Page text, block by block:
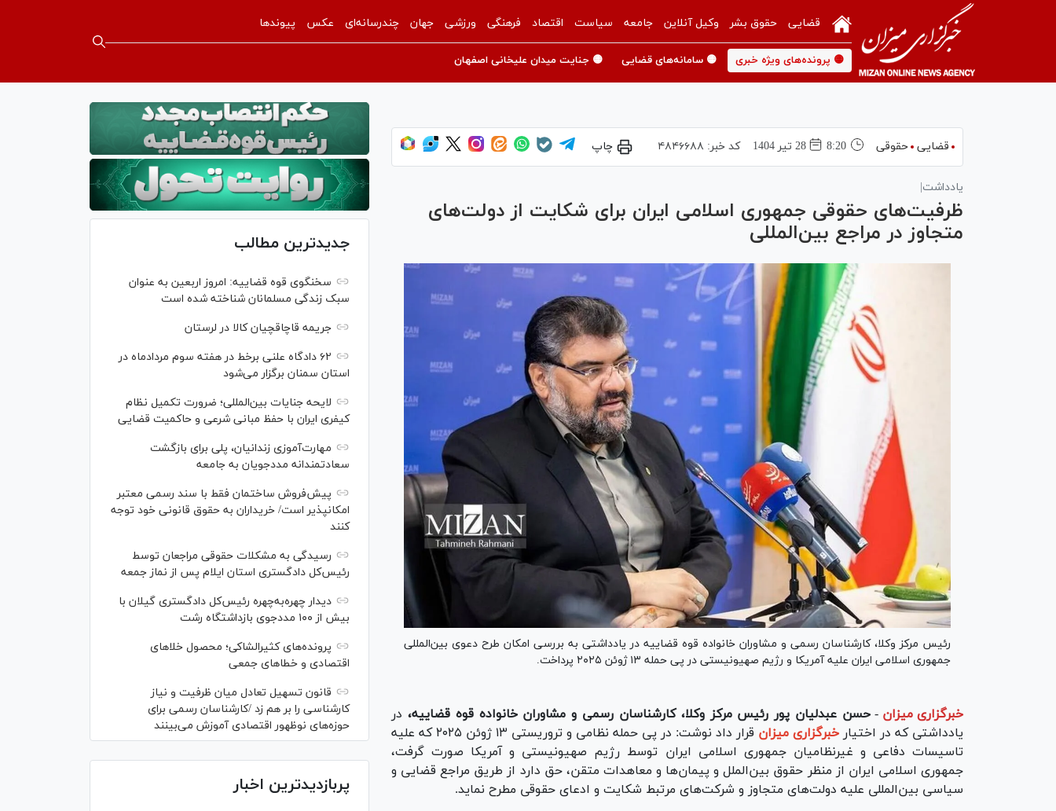
قضایی حقوق بشر وکیل آنلاین جامعه سیاست اقتصاد فرهنگی ورزشی جهان چندرسانه‌ای عکس پیوندها
🟡 پرونده‌های ویژه خبری 🟡 سامانه‌های قضایی 🟡 جنایت میدان علیخانی اصفهان
قضایی حقوقی 8:20 28 تير 1404 کد خبر: ۴۸۴۶۶۸۸ چاپ
یادداشت|
ظرفیت‌های حقوقی جمهوری اسلامی ایران برای شکایت از دولت‌های
متجاوز در مراجع بین‌المللی
رئیس مرکز وکلا، کارشناسان رسمی و مشاوران خانواده قوه قضاییه در یادداشتی به بررسی امکان طرح دعوی بین‌المللی
جمهوری اسلامی ایران علیه آمریکا و رژیم صهیونیستی در پی حمله ۱۳ ژوئن ۲۰۲۵ پرداخت.
خبرگزاری میزان - حسن عبدلیان پور رئیس مرکز وکلا، کارشناسان رسمی و مشاوران خانواده قوه قضاییه، در
یادداشتی که در اختیار خبرگزاری میزان
قرار داد نوشت: در پی حمله نظامی و تروریستی ۱۳ ژوئن ۲۰۲۵ که علیه
تاسیسات دفاعی و غیرنظامیان جمهوری اسلامی ایران توسط رژیم صهیونیستی و آمریکا صورت گرفت،
جمهوری اسلامی ایران از منظر حقوق بین‌الملل و پیمان‌ها و معاهدات متقن، حق دارد از طریق مراجع قضایی و
سیاسی بین‌المللی علیه دولت‌های متجاوز و شرکت‌های مرتبط شکایت و ادعای حقوقی مطرح نماید.
جدیدترین مطالب
سخنگوی قوه قضاییه: امروز اربعین به عنوان
سبک زندگی مسلمانان شناخته شده است
جریمه قاچاقچیان کالا در لرستان
۶۲ دادگاه علنی برخط در هفته سوم مردادماه در
استان سمنان برگزار می‌شود
لایحه جنایات بین‌المللی؛ ضرورت تکمیل نظام
کیفری ایران با حفظ مبانی شرعی و حاکمیت قضایی
مهارت‌آموزی زندانیان، پلی برای بازگشت
سعادتمندانه مددجویان به جامعه
پیش‌فروش ساختمان فقط با سند رسمی معتبر
امکانپذیر است/ خریداران به حقوق قانونی خود توجه
کنند
رسیدگی به مشکلات حقوقی مراجعان توسط
رئیس‌کل دادگستری استان ایلام پس از نماز جمعه
دیدار چهره‌به‌چهره رئیس‌کل دادگستری گیلان با
بیش از ۱۰۰ مددجوی بازداشتگاه رشت
پرونده‌های کثیرالشاکی؛ محصول خلا‌های
اقتصادی و خطا‌های جمعی
قانون تسهیل تعادل میان ظرفیت و نیاز
کارشناسی را بر هم زد /کارشناسان رسمی برای
حوزه‌های نوظهور اقتصادی آموزش می‌بینند
پربازدیدترین اخبار